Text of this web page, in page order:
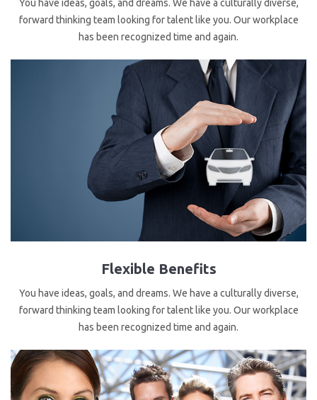
You have ideas, goals, and dreams. We have a culturally diverse,
forward thinking team looking for talent like you. Our workplace
has been recognized time and again.
Flexible Benefits
You have ideas, goals, and dreams. We have a culturally diverse,
forward thinking team looking for talent like you. Our workplace
has been recognized time and again.